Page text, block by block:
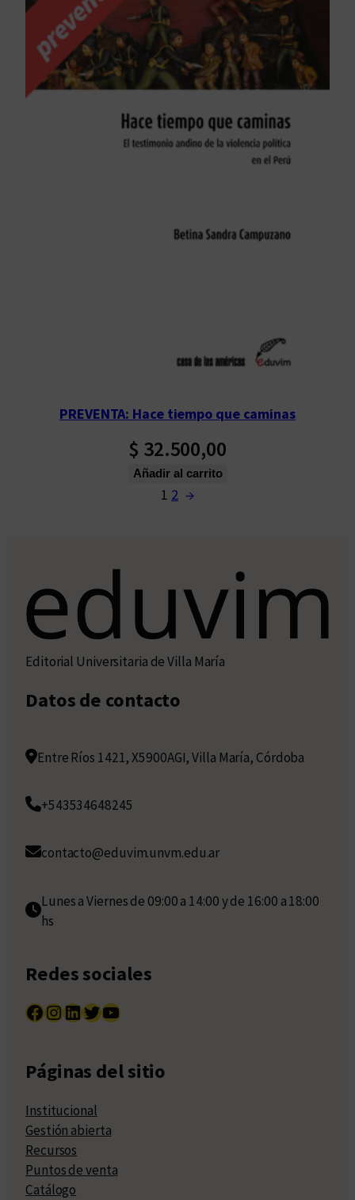
PREVENTA: Hace tiempo que caminas
$ 32.500,00
Añadir al carrito
1 2 →
Editorial Universitaria de Villa María
Datos de contacto
Entre Ríos 1421, X5900AGI, Villa María, Córdoba
+543534648245
contacto@eduvim.unvm.edu.ar
Lunes a Viernes de 09:00 a 14:00 y de 16:00 a 18:00
hs
Redes sociales
Facebook InstagramLinkedIn Twitter YouTube
Páginas del sitio
Institucional
Gestión abierta
Recursos
Puntos de venta
Catálogo